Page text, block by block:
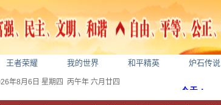
王者荣耀 我的世界 和平精英 炉石传说
年8月6日 星期四 丙午年 六月廿四